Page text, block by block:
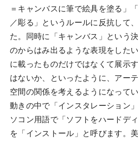
＝キャンバスに筆で絵具を塗る」
／彫る」というルールに反抗して
た。同時に「キャンバス」という
のからはみ出るような表現をした
に載ったものだけではなくて展示
はないか、といったように、アー
空間の関係を考えるようになって
動きの中で「インスタレーション
ソコン用語で「ソフトをハードデ
を「インストール」と呼びます。